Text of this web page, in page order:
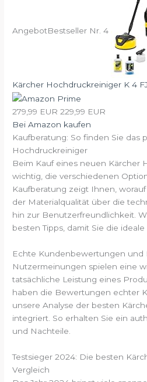
AngebotBestseller Nr. 4
Kärcher Hochdruckreiniger K 4
279,99 EUR 229,99 EUR
Bei Amazon kaufen
Kaufberatung: So finden Sie das
Hochdruckreiniger
Beim Kauf eines neuen Kärcher
wichtig, die verschiedenen
Kaufberatung zeigt Ihnen,
der Materialqualität über die
hin zur Benutzerfreundlichkeit.
besten Tipps, damit Sie die
Echte Kundenbewertungen und
Nutzermeinungen spielen eine
tatsächliche Leistung eines
haben die Bewertungen echter
unsere Analyse der besten
integriert. So erhalten Sie ein
und Nachteile.
Testsieger 2024: Die besten
Vergleich